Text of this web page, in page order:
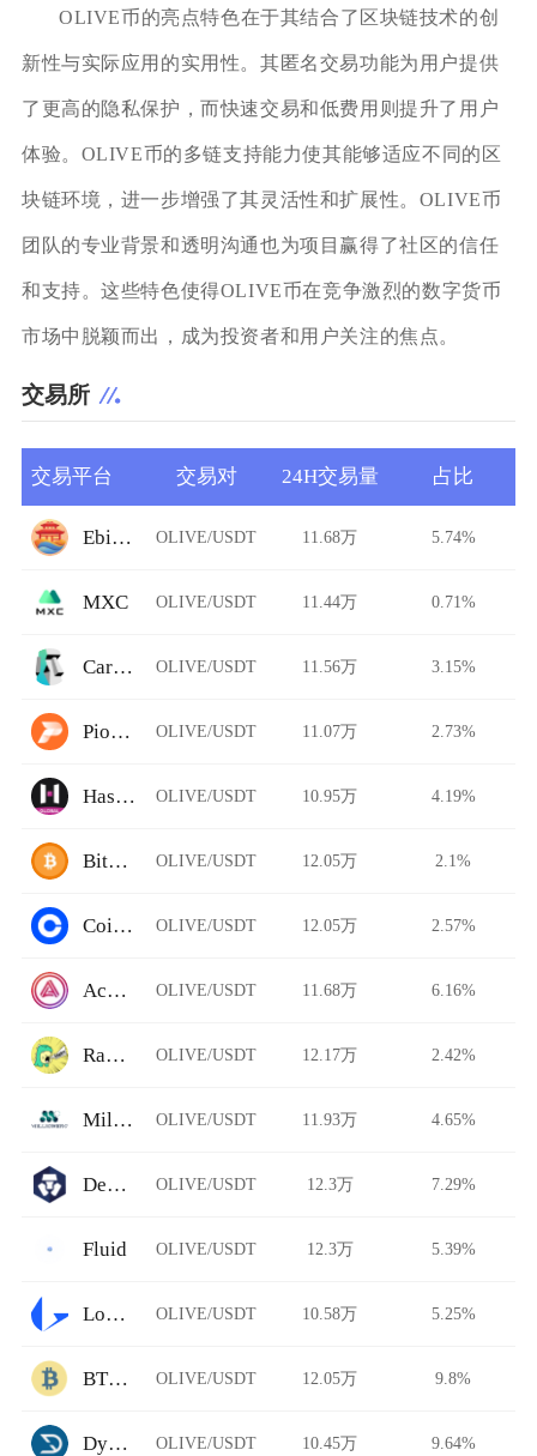
OLIVE币的亮点特色在于其结合了区块链技术的创
新性与实际应用的实用性。其匿名交易功能为用户提供
了更高的隐私保护，而快速交易和低费用则提升了用户
体验。OLIVE币的多链支持能力使其能够适应不同的区
块链环境，进一步增强了其灵活性和扩展性。OLIVE币
团队的专业背景和透明沟通也为项目赢得了社区的信任
和支持。这些特色使得OLIVE币在竞争激烈的数字货币
市场中脱颖而出，成为投资者和用户关注的焦点。
交易所
交易平台 交易对 24H交易量 占比
Ebisu's Bay OLIVE/USDT 11.68万 5.74%
MXC OLIVE/USDT 11.44万 0.71%
Carbon DeFi OLIVE/USDT 11.56万 3.15%
Pionex OLIVE/USDT 11.07万 2.73%
HashKey Global OLIVE/USDT 10.95万 4.19%
BitFlip OLIVE/USDT 12.05万 2.1%
Coinbase Pro OLIVE/USDT 12.05万 2.57%
Acala Swap OLIVE/USDT 11.68万 6.16%
Rawr Trade OLIVE/USDT 12.17万 2.42%
Millionero OLIVE/USDT 11.93万 4.65%
DeFi Swap OLIVE/USDT 12.3万 7.29%
Fluid OLIVE/USDT 12.3万 5.39%
Loopring OLIVE/USDT 10.58万 5.25%
BTCTradeUA OLIVE/USDT 12.05万 9.8%
Dystopia OLIVE/USDT 10.45万 9.64%